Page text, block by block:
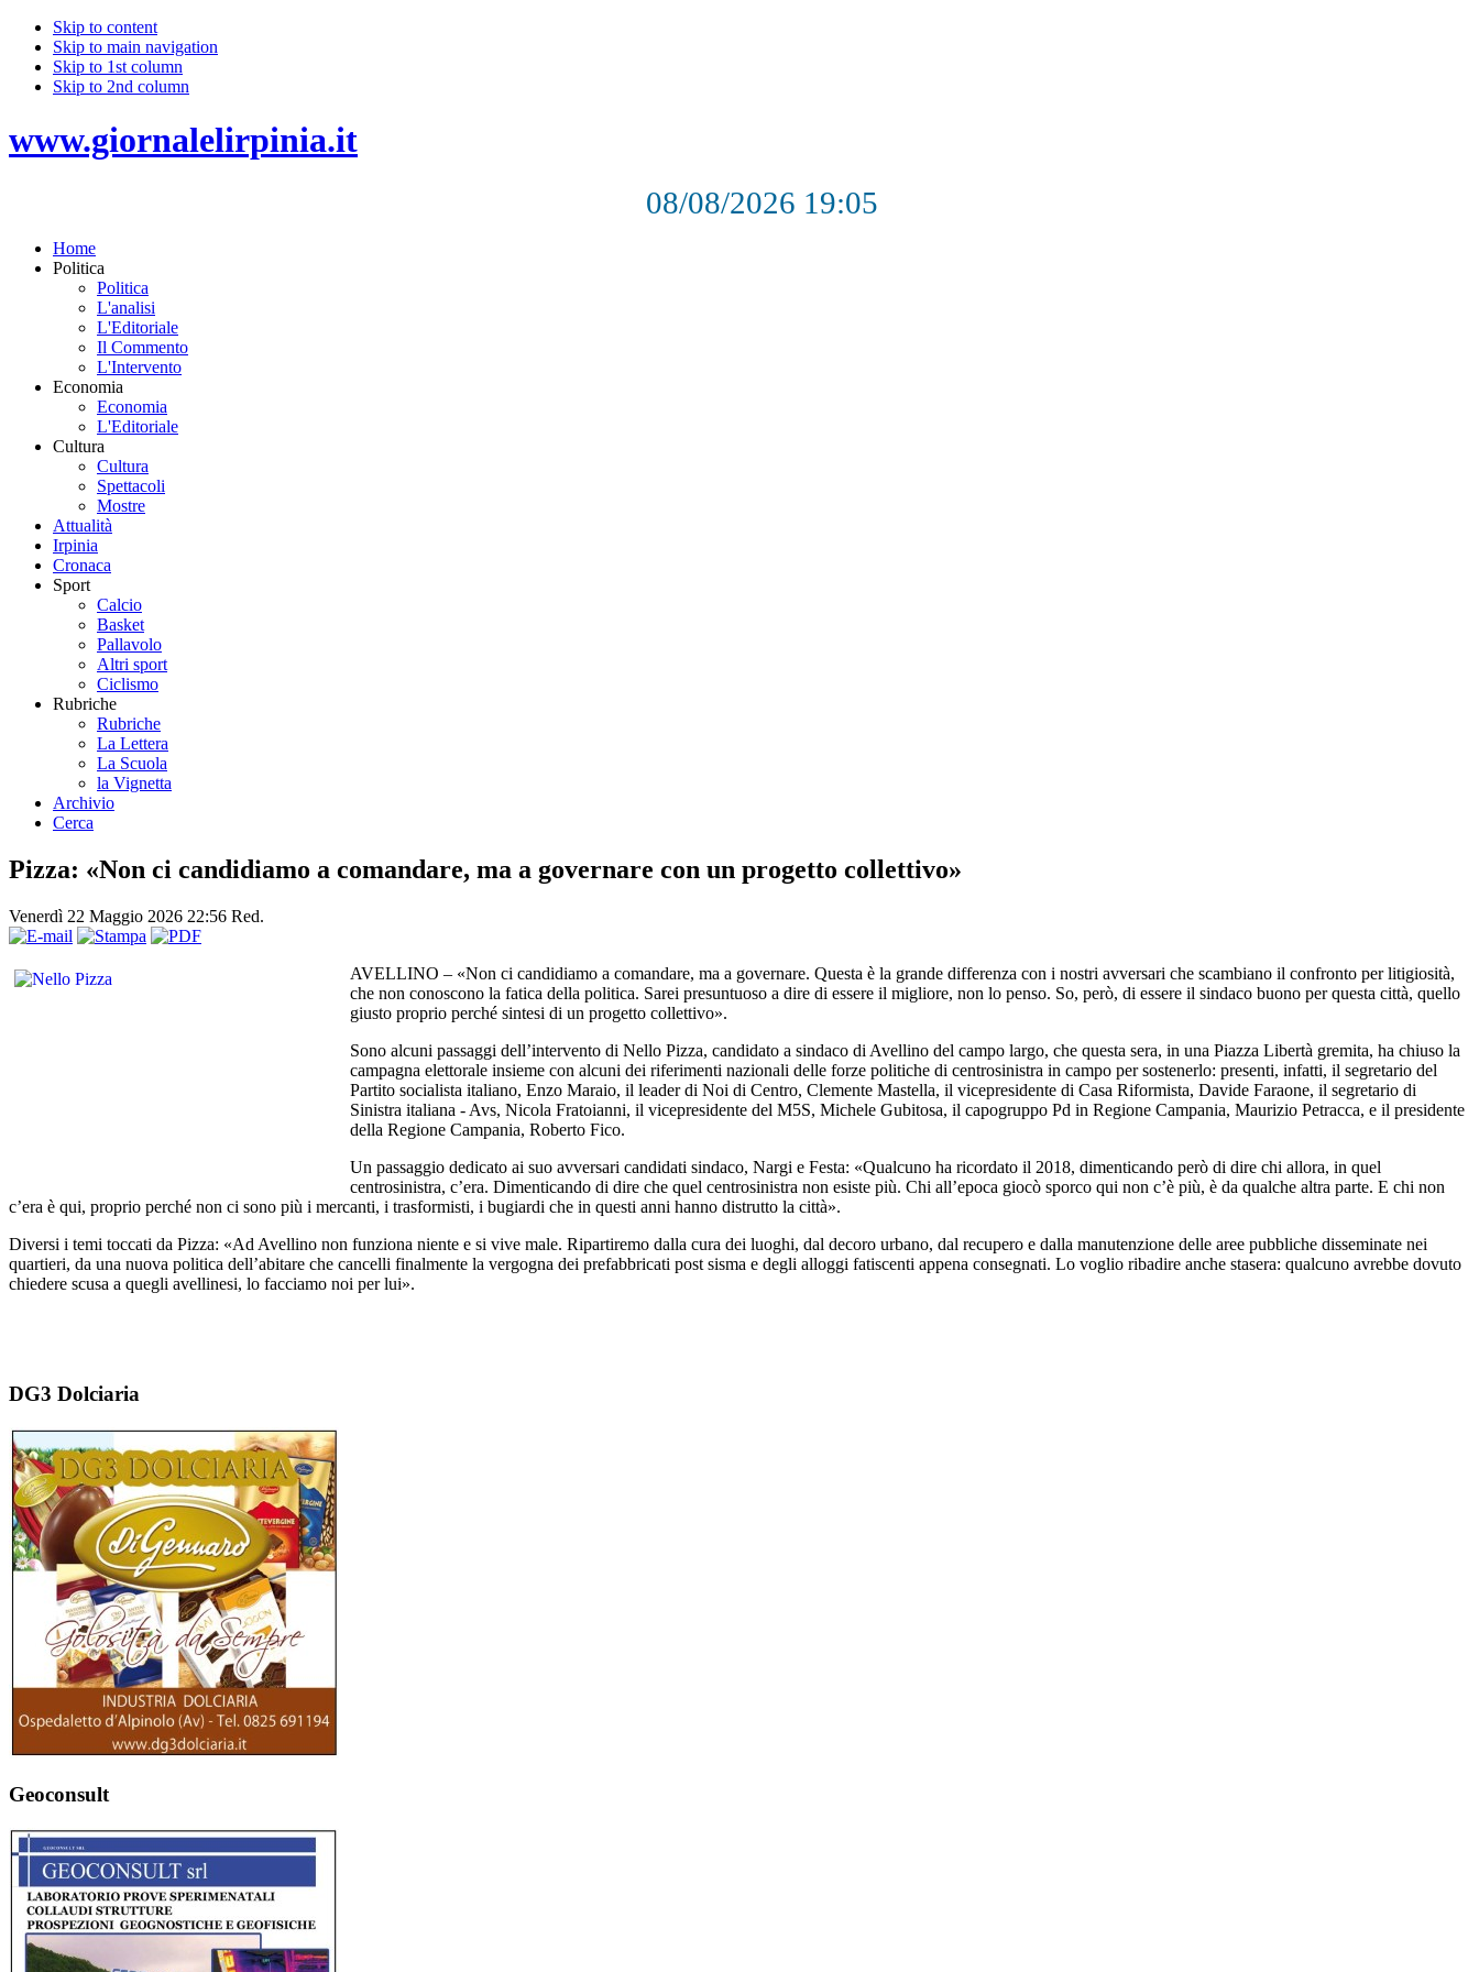
Skip to content
Skip to main navigation
Skip to 1st column
Skip to 2nd column
www.giornalelirpinia.it
08/08/2026 19:05
Home
Politica
Politica
L'analisi
L'Editoriale
Il Commento
L'Intervento
Economia
Economia
L'Editoriale
Cultura
Cultura
Spettacoli
Mostre
Attualità
Irpinia
Cronaca
Sport
Calcio
Basket
Pallavolo
Altri sport
Ciclismo
Rubriche
Rubriche
La Lettera
La Scuola
la Vignetta
Archivio
Cerca
Pizza: «Non ci candidiamo a comandare, ma a governare con un progetto collettivo»
Venerdì 22 Maggio 2026 22:56 Red.
AVELLINO – «Non ci candidiamo a comandare, ma a governare. Questa è la grande differenza con i nostri avversari che scambiano il confronto per litigiosità,
che non conoscono la fatica della politica. Sarei presuntuoso a dire di essere il migliore, non lo penso. So, però, di essere il sindaco buono per questa città, quello
giusto proprio perché sintesi di un progetto collettivo».
Sono alcuni passaggi dell’intervento di Nello Pizza, candidato a sindaco di Avellino del campo largo, che questa sera, in una Piazza Libertà gremita, ha chiuso la
campagna elettorale insieme con alcuni dei riferimenti nazionali delle forze politiche di centrosinistra in campo per sostenerlo: presenti, infatti, il segretario del
Partito socialista italiano, Enzo Maraio, il leader di Noi di Centro, Clemente Mastella, il vicepresidente di Casa Riformista, Davide Faraone, il segretario di
Sinistra italiana - Avs, Nicola Fratoianni, il vicepresidente del M5S, Michele Gubitosa, il capogruppo Pd in Regione Campania, Maurizio Petracca, e il presidente
della Regione Campania, Roberto Fico.
Un passaggio dedicato ai suo avversari candidati sindaco, Nargi e Festa: «Qualcuno ha ricordato il 2018, dimenticando però di dire chi allora, in quel
centrosinistra, c’era. Dimenticando di dire che quel centrosinistra non esiste più. Chi all’epoca giocò sporco qui non c’è più, è da qualche altra parte. E chi non
c’era è qui, proprio perché non ci sono più i mercanti, i trasformisti, i bugiardi che in questi anni hanno distrutto la città».
Diversi i temi toccati da Pizza: «Ad Avellino non funziona niente e si vive male. Ripartiremo dalla cura dei luoghi, dal decoro urbano, dal recupero e dalla manutenzione delle aree pubbliche disseminate nei
quartieri, da una nuova politica dell’abitare che cancelli finalmente la vergogna dei prefabbricati post sisma e degli alloggi fatiscenti appena consegnati. Lo voglio ribadire anche stasera: qualcuno avrebbe dovuto
chiedere scusa a quegli avellinesi, lo facciamo noi per lui».
DG3 Dolciaria
Geoconsult